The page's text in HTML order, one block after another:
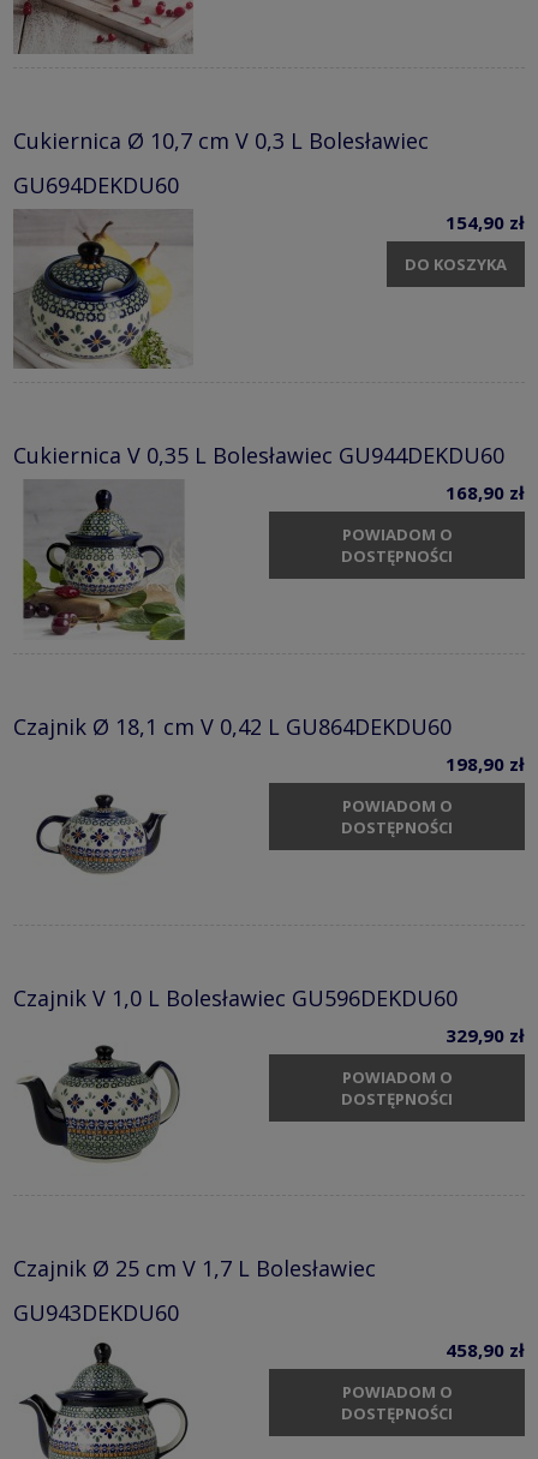
Cukiernica Ø 10,7 cm V 0,3 L Bolesławiec
GU694DEKDU60
154,90 zł
DO KOSZYKA
Cukiernica V 0,35 L Bolesławiec GU944DEKDU60
168,90 zł
POWIADOM O
DOSTĘPNOŚCI
Czajnik Ø 18,1 cm V 0,42 L GU864DEKDU60
198,90 zł
POWIADOM O
DOSTĘPNOŚCI
Czajnik V 1,0 L Bolesławiec GU596DEKDU60
329,90 zł
POWIADOM O
DOSTĘPNOŚCI
Czajnik Ø 25 cm V 1,7 L Bolesławiec
GU943DEKDU60
458,90 zł
POWIADOM O
DOSTĘPNOŚCI